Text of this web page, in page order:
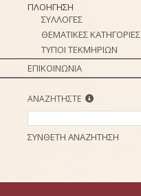
ΠΛΟΗΓΗΣΗ
ΣΥΛΛΟΓΕΣ
ΘΕΜΑΤΙΚΕΣ ΚΑΤΗΓΟΡΙΕΣ
ΤΥΠΟΙ ΤΕΚΜΗΡΙΩΝ
ΕΠΙΚΟΙΝΩΝΙΑ
ΑΝΑΖΗΤΗΣΤΕ
ΣΥΝΘΕΤΗ ΑΝΑΖΗΤΗΣΗ